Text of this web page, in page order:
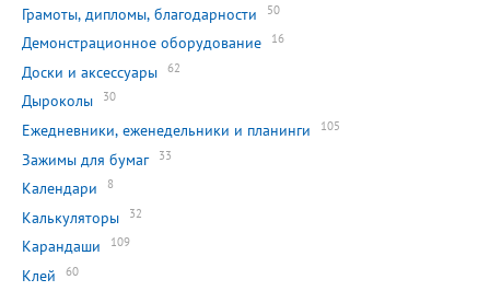
Грамоты, дипломы, благодарности 50
Демонстрационное оборудование 16
Доски и аксессуары 62
Дыроколы 30
Ежедневники, еженедельники и планинги 105
Зажимы для бумаг 33
Календари 8
Калькуляторы 32
Карандаши 109
Клей 60